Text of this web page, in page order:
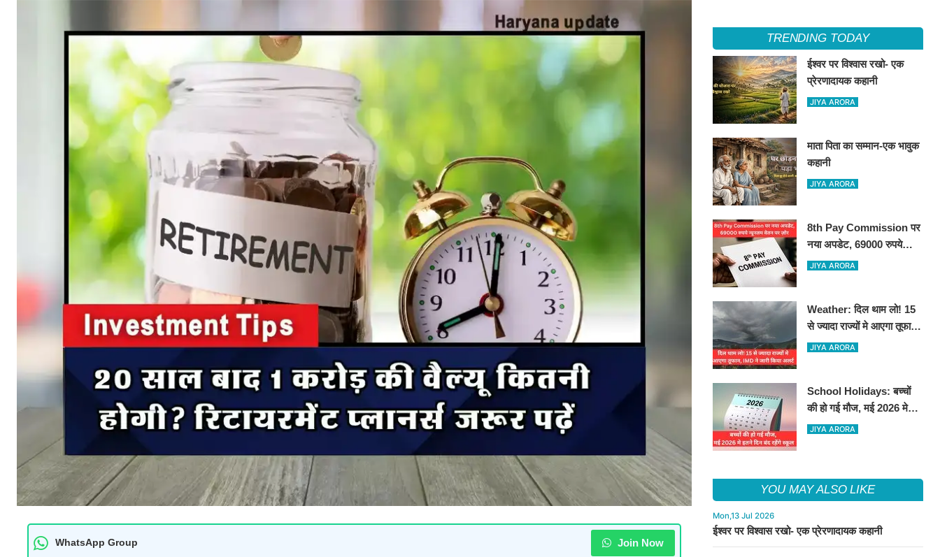
WhatsApp Group Join Now
TRENDING TODAY
ईश्वर पर विश्वास रखो- एक
प्रेरणादायक कहानी
JIYA ARORA
माता पिता का सम्मान-एक भावुक
कहानी
JIYA ARORA
8th Pay Commission पर
नया अपडेट, 69000 रुपये
न्यूनतम वेतन पर ज़ोर
JIYA ARORA
Weather: दिल थाम लो! 15
से ज्यादा राज्यों मे आएगा तूफान,
IMD ने जारी किया अलर्ट
JIYA ARORA
School Holidays: बच्चों
की हो गई मौज, मई 2026 मे
इतने दिन बंद रहेंगे स्कूल
JIYA ARORA
YOU MAY ALSO LIKE
Mon,13 Jul 2026
ईश्वर पर विश्वास रखो- एक प्रेरणादायक कहानी